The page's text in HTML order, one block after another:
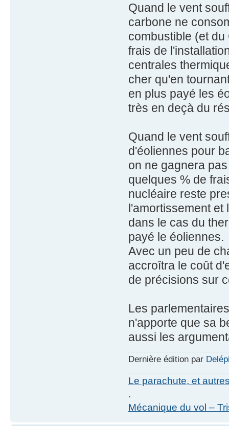
Quand le vent
carbone ne
combustible (et du
frais de
centrales
cher qu'en
en plus payé les
très en deçà du
Quand le vent
d'éoliennes pour
on ne gagnera
quelques % de
nucléaire reste
l'amortissement et
dans le cas du
payé le éoliennes.
Avec un peu de
accroîtra le coût
de précisions sur
Les
n'apporte que sa
aussi les
Dernière édition par
Le parachute, et
.
Mécanique du vol –